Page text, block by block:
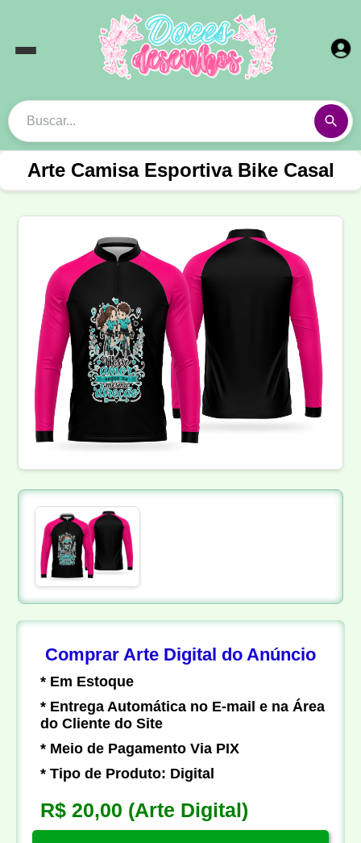
Arte Camisa Esportiva Bike Casal
Comprar Arte Digital do Anúncio
* Em Estoque
* Entrega Automática no E-mail e na Área
do Cliente do Site
* Meio de Pagamento Via PIX
* Tipo de Produto: Digital
R$ 20,00 (Arte Digital)